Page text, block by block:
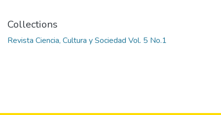
Collections
Revista Ciencia, Cultura y Sociedad Vol. 5 No.1